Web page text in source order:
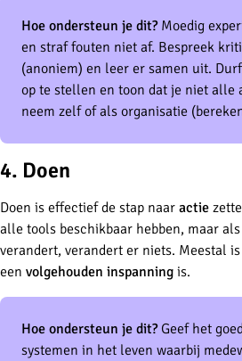
Hoe ondersteun je dit?Moedig
en straf fouten niet af. Bespreek
(anoniem) en leer er samen uit.
op te stellen en toon dat je niet alle
neem zelf of als organisatie
4. Doen
Doen is effectief de stap naar actie
alle tools beschikbaar hebben, maar
verandert, verandert er niets. Meestal
een volgehouden inspanning is.
Hoe ondersteun je dit?Geef het
systemen in het leven waarbij